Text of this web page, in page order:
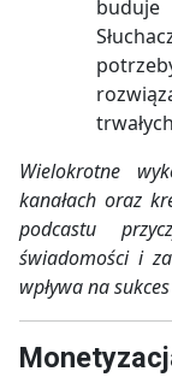
Wielokrotne
kanałach oraz
podcastu
świadomości i
wpływa na